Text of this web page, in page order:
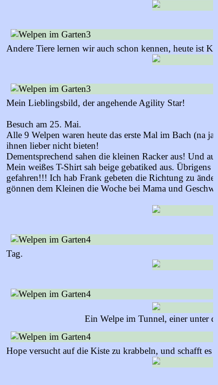
Andere Tiere lernen wir auch schon kennen, heute ist
Mein Lieblingsbild, der angehende Agility Star!
Besuch am 25. Mai.
Alle 9 Welpen waren heute das erste Mal im Bach (na
ihnen lieber nicht bieten!
Dementsprechend sahen die kleinen Racker aus! Und
Mein weißes T-Shirt sah beige gebatiked aus.
gefahren!!! Ich hab Frank gebeten die Richtung zu
gönnen dem Kleinen die Woche bei Mama und
Tag.
Ein Welpe im Tunnel, einer unter
Hope versucht auf die Kiste zu krabbeln, und schafft es